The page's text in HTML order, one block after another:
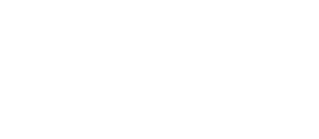
hommes de ma meute."
Tu n'as eu affaire qu'à des garçons... Je ne
fond de mon estomac.